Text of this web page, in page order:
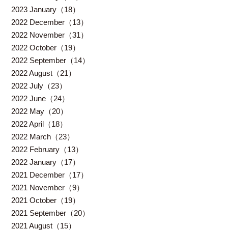
2023 January（18）
2022 December（13）
2022 November（31）
2022 October（19）
2022 September（14）
2022 August（21）
2022 July（23）
2022 June（24）
2022 May（20）
2022 April（18）
2022 March（23）
2022 February（13）
2022 January（17）
2021 December（17）
2021 November（9）
2021 October（19）
2021 September（20）
2021 August（15）